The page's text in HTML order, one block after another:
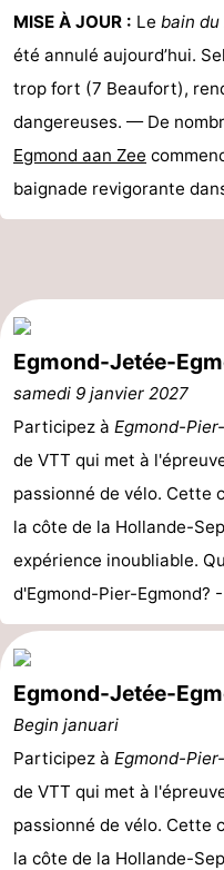
MISE À JOUR : Le bain du
été annulé aujourd’hui.
trop fort (7 Beaufort),
dangereuses. — De
Egmond aan Zee
baignade revigorante
Egmond-Jetée-
samedi 9 janvier 2027
Participez à Egmond-
de VTT qui met à
passionné de vélo. Cette
la côte de la Hollande-
expérience inoubliable.
d'Egmond-Pier-Egmond? -
Egmond-Jetée-
Begin januari
Participez à Egmond-
de VTT qui met à
passionné de vélo. Cette
la côte de la Hollande-